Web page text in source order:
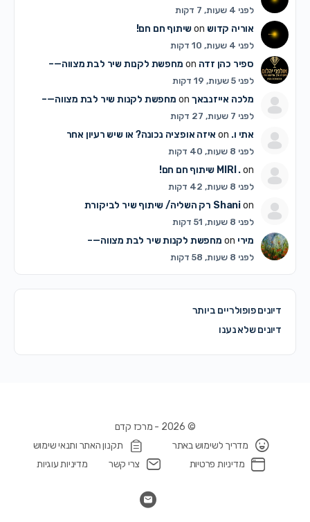
לפני 4 שעות, 7 דקות
אוריה קדושon שיתוף חם חם!
לפני 4 שעות, 10 דקות
ספיר כהן זדהon מחפשת לקנות שיר לבת מצווה—–
לפני 5 שעות, 19 דקות
מלכה אייזנבאךon מחפשת לקנות שיר לבת מצווה—–
לפני 7 שעות, 27 דקות
אתי ו.on איזה אופציה נכונה? או שיש רעיון אחר
לפני 8 שעות, 40 דקות
MIRI .on שיתוף חם חם!
לפני 8 שעות, 42 דקות
Shanion רק השליה/ שיתוף שיר לביקורת
לפני 8 שעות, 51 דקות
מיריon מחפשת לקנות שיר לבת מצווה—–
לפני 8 שעות, 58 דקות
דיונים פופולריים ביותר
דיונים שלא נענו
© 2026 - מרכז קדם
מדריך לשימוש באתר
תקנון האתר ותנאי שימוש
מדיניות פרטיות
צרי קשר מדיניות עוגיות